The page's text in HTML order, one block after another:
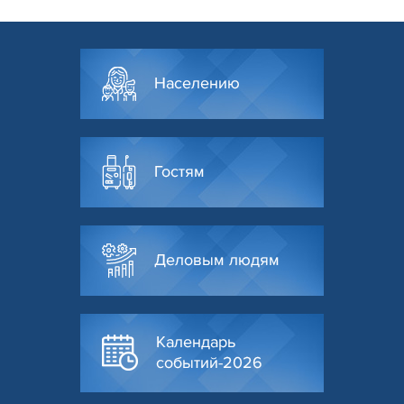
Населению
Гостям
Деловым людям
Календарь
событий-2026